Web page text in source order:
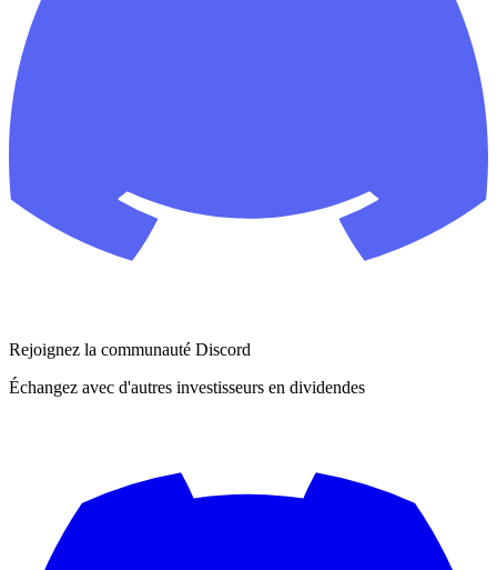
Rejoignez la communauté Discord
Échangez avec d'autres investisseurs en dividendes